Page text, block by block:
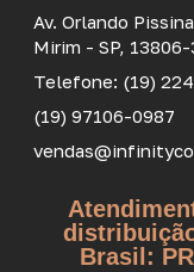
Av. Orlando
Mirim - SP,
Telefone: (19)
(19) 97106-0987
Brasil: